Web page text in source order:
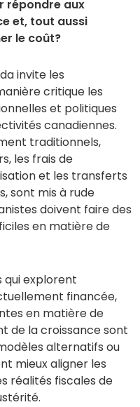
répondre aux
et, tout aussi
le coût?
invite les
critique les
et politiques
canadiennes.
traditionnels,
les frais de
et les transferts
sont mis à rude
doivent faire des
en matière de
qui explorent
financée,
en matière de
de la croissance sont
alternatifs ou
mieux aligner les
réalités fiscales de